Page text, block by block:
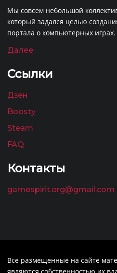
Мы совсем небольшой
который задался целью
портала о компьютерных играх.
Далее
Ссылки
Дзен
Boosty
Steam
FAQ
Контакты
gamespirit.org@gmail.com
Все размещенные на сайте